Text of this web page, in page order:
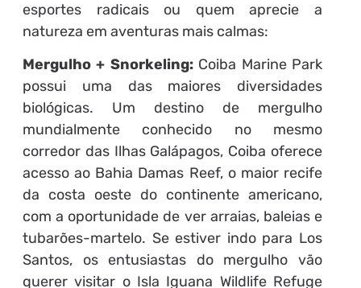
esportes radicais ou quem aprecie a
natureza em aventuras mais calmas:
Mergulho + Snorkeling: Coiba Marine Park
possui uma das maiores diversidades
biológicas. Um destino de mergulho
mundialmente conhecido no mesmo
corredor das Ilhas Galápagos, Coiba oferece
acesso ao Bahia Damas Reef, o maior recife
da costa oeste do continente americano,
com a oportunidade de ver arraias, baleias e
tubarões-martelo. Se estiver indo para Los
Santos, os entusiastas do mergulho vão
querer visitar o Isla Iguana Wildlife Refuge